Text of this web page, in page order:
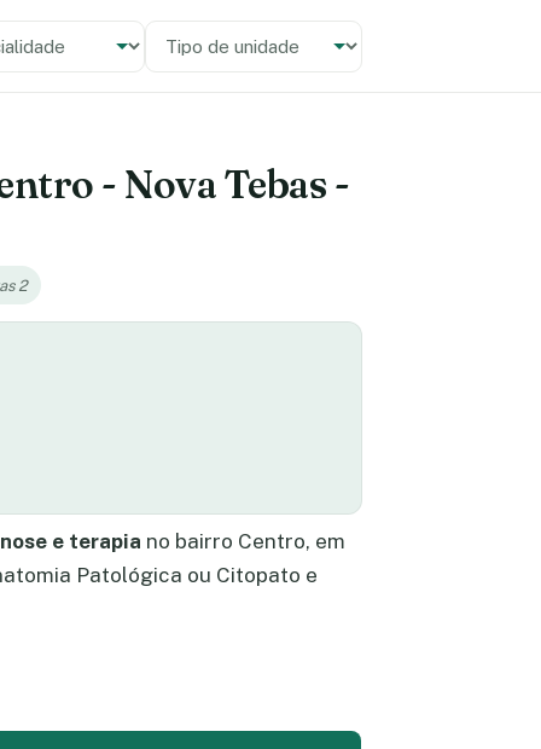
- Nova Tebas -
2
e terapia no bairro Centro, em
Patológica ou Citopato e